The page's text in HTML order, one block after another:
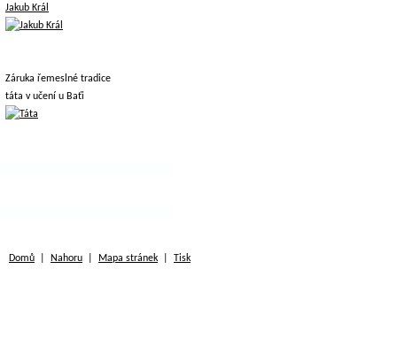
Jakub Král
Záruka řemeslné tradice
táta v učení u Baťi
Domů Nahoru Mapa stránek Tisk